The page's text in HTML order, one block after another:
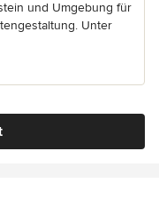
und Umgebung für
Unter